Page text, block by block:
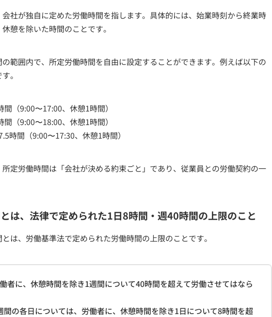
社が独自に定めた労働時間を指します。具体的には、始業時刻から終業時
憩を除いた時間のことです。
範囲内で、所定労働時間を自由に設定することができます。例えば以下の
。
（9:00〜17:00、休憩1時間）
（9:00〜18:00、休憩1時間）
時間（9:00〜17:30、休憩1時間）
定労働時間は「会社が決める約束ごと」であり、従業員との労働契約の一
は、法律で定められた1日8時間・週40時間の上限のこと
は、労働基準法で定められた労働時間の上限のことです。
者に、休憩時間を除き1週間について40時間を超えて労働させてはなら
間の各日については、労働者に、休憩時間を除き1日について8時間を超